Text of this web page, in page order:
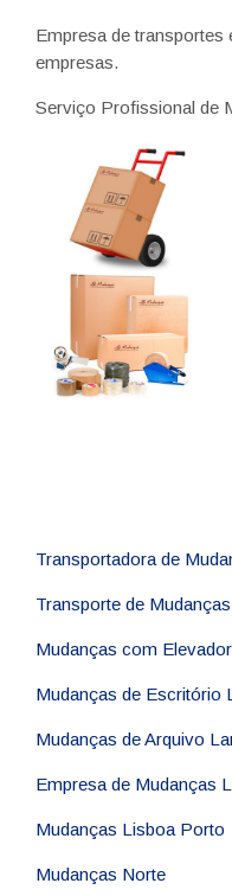
Empresa de transportes
empresas.
Serviço Profissional de
Transportadora de
Transporte de
Mudanças com
Mudanças de Escritório
Mudanças de Arquivo
Empresa de Mudanças
Mudanças Lisboa Porto
Mudanças Norte